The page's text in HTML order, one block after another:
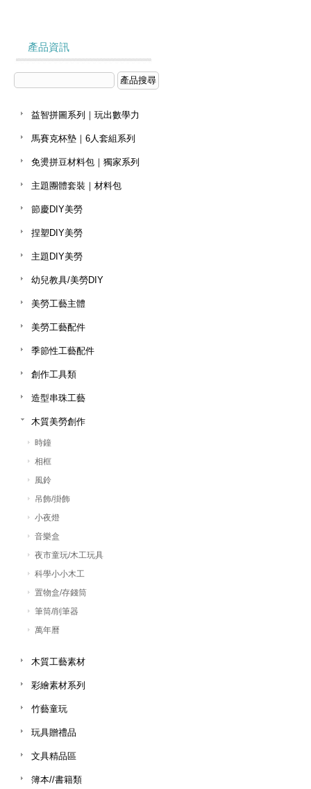
產品資訊
益智拼圖系列｜玩出數學力
馬賽克杯墊｜6人套組系列
免燙拼豆材料包｜獨家系列
主題團體套裝｜材料包
節慶DIY美勞
捏塑DIY美勞
主題DIY美勞
幼兒教具/美勞DIY
美勞工藝主體
美勞工藝配件
季節性工藝配件
創作工具類
造型串珠工藝
木質美勞創作
時鐘
相框
風鈴
吊飾/掛飾
小夜燈
音樂盒
夜市童玩/木工玩具
科學小小木工
置物盒/存錢筒
筆筒/削筆器
萬年曆
木質工藝素材
彩繪素材系列
竹藝童玩
玩具贈禮品
文具精品區
簿本//書籍類